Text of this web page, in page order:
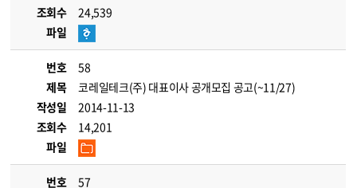
조회수
24,539
파일
번호
58
제목
코레일테크(주) 대표이사 공개모집 공고(~11/27)
작성일
2014-11-13
조회수
14,201
파일
번호
57